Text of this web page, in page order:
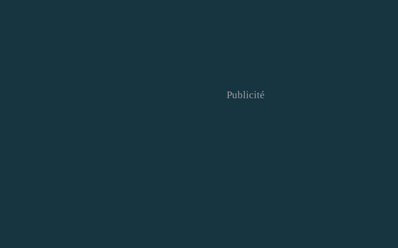
Publicité